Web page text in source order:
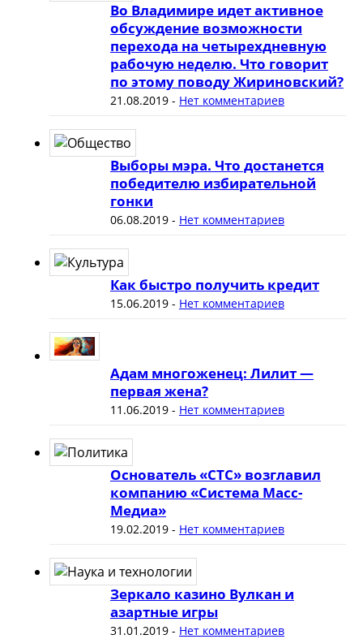
Во Владимире идет активное
обсуждение возможности
перехода на четырехдневную
рабочую неделю. Что говорит
по этому поводу Жириновский?
21.08.2019- Нет комментариев
Выборы мэра. Что достанется
победителю избирательной
гонки
06.08.2019- Нет комментариев
Как быстро получить кредит
15.06.2019- Нет комментариев
Адам многоженец: Лилит —
первая жена?
11.06.2019- Нет комментариев
Основатель «СТС» возглавил
компанию «Система Масс-
Медиа»
19.02.2019- Нет комментариев
Зеркало казино Вулкан и
азартные игры
31.01.2019- Нет комментариев